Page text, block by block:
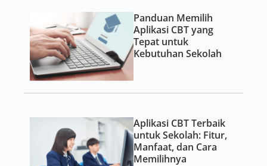
Panduan Memilih
Aplikasi CBT yang
Tepat untuk
Kebutuhan Sekolah
Aplikasi CBT Terbaik
untuk Sekolah: Fitur,
Manfaat, dan Cara
Memilihnya